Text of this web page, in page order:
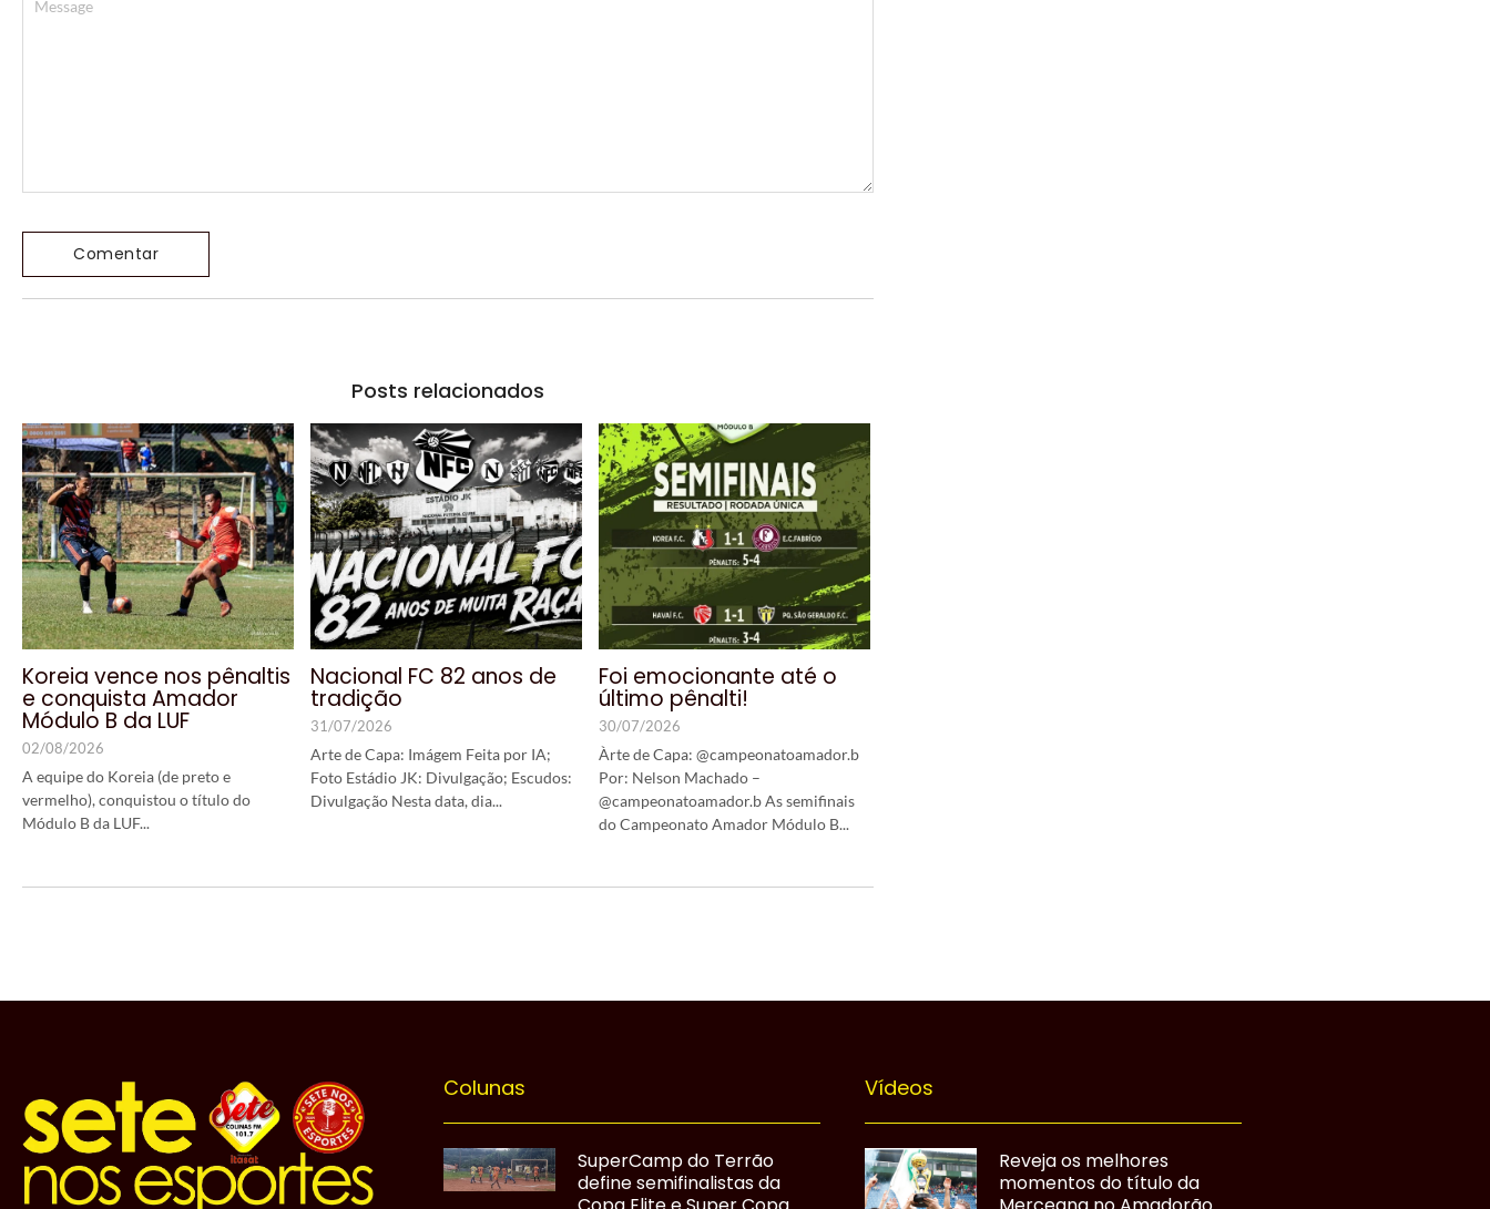
Posts relacionados
Koreia vence nos pênaltis
e conquista Amador
Módulo B da LUF
02/08/2026
A equipe do Koreia (de preto e
vermelho), conquistou o título do
Módulo B da LUF...
Nacional FC 82 anos de
tradição
31/07/2026
Arte de Capa: Imágem Feita por IA;
Foto Estádio JK: Divulgação; Escudos:
Divulgação Nesta data, dia...
Foi emocionante até o
último pênalti!
30/07/2026
Àrte de Capa: @campeonatoamador.b
Por: Nelson Machado –
@campeonatoamador.b As semifinais
do Campeonato Amador Módulo B...
Colunas
SuperCamp do Terrão
define semifinalistas da
Vídeos
Reveja os melhores
momentos do título da